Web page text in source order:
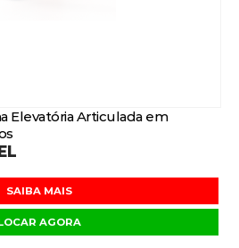
Elevatória Articulada em
SAIBA MAIS
AGORA